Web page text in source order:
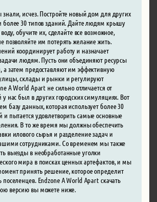
исчез. Постройте новый дом для других
более 30 типов зданий. Дайте людям крышу
обучите их, сделайте все возможное,
позволяйте им потерять желание жить.
координирует работу и назначает
людям. Пусть они объединяют ресурсы
а затем предоставляют им эффективную
склады и рынки и регулируют
A World Apart не сильно отличается от
нас был в других городских симуляциях. Вот
базу данных, которая использует более 30
и пытается удовлетворить самые основные
В то же время мы должны обеспечить
илового сырья и разделение задач и
сотрудниками. Со временем мы также
выезды в необработанные уголки
мира в поисках ценных артефактов, и мы
принять решение, которое определит
Endzone A World Apart скачать
версию вы можете ниже.